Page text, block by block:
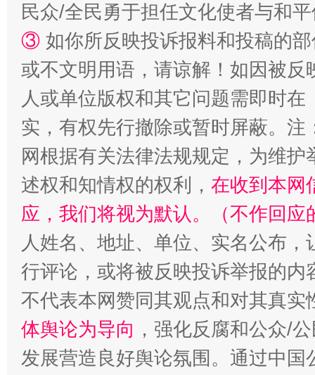
扯下公款旅游的“隐身衣” 如何以
“蜀中异人”王建安的艺术幻境
民众/全民勇于担任文化使者与和
③ 如你所反映投诉报料和投稿的
或不文明用语，请谅解！如因被
人或单位版权和其它问题需即时在
实，有权先行撤除或暂时屏蔽。
网根据有关法律法规规定，为维
述权和知情权的权利， 在收到本网
应，我们将视为默认。（不作回应
人姓名、地址、单位、实名公布
行评论，或将被反映投诉举报的
不代表本网赞同其观点和对其真实
体舆论为导向 ，强化反腐和公众/
发展营造良好舆论氛围。通过中